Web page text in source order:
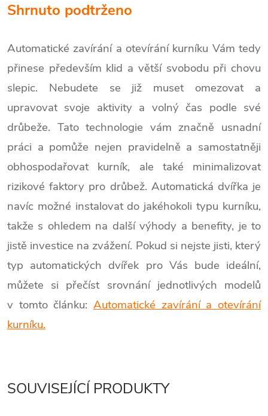
Shrnuto podtrženo
Automatické zavírání a otevírání kurníku Vám tedy
přinese především klid a větší svobodu při chovu
slepic. Nebudete se již muset omezovat a
upravovat svoje aktivity a volný čas podle své
drůbeže. Tato technologie vám značně usnadní
práci a pomůže nejen pravidelně a samostatněji
obhospodařovat kurník, ale také minimalizovat
rizikové faktory pro drůbež. Automatická dvířka je
navíc možné instalovat do jakéhokoli typu kurníku,
takže s ohledem na další výhody a benefity, je to
jistě investice na zvážení. Pokud si nejste jisti, který
typ automatických dvířek pro Vás bude ideální,
můžete si přečíst srovnání jednotlivých modelů
v tomto článku: Automatické zavírání a otevírání
kurníku.
SOUVISEJÍCÍ PRODUKTY